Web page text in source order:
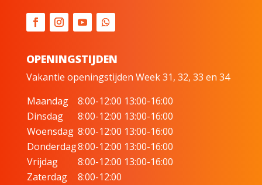
OPENINGSTIJDEN
Vakantie openingstijden Week 31, 32, 33 en 34
Maandag
8:00-12:00 13:00-16:00
Dinsdag
8:00-12:00 13:00-16:00
Woensdag 8:00-12:00 13:00-16:00
Donderdag8:00-12:00 13:00-16:00
Vrijdag
8:00-12:00 13:00-16:00
Zaterdag
8:00-12:00